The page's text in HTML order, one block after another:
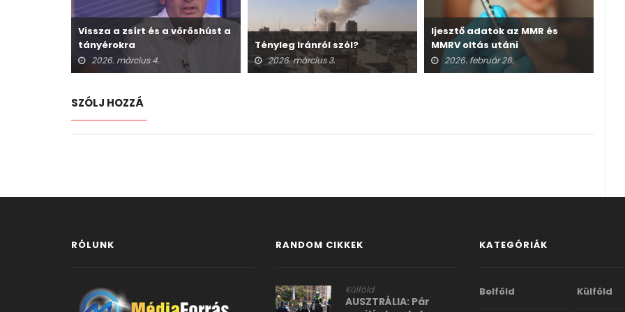
Vissza a zsírt és a vöröshúst a
tányérokra
2026. március 4.
Tényleg Iránról szól?
2026. március 3.
Ijesztő adatok az MMR és
MMRV oltás utáni
halálesetekről
2026. február 26.
SZÓLJ HOZZÁ
RÓLUNK RANDOM CIKKEK
Külföld
AUSZTRÁLIA: Pár
KATEGÓRIÁK
Belföld Külföld